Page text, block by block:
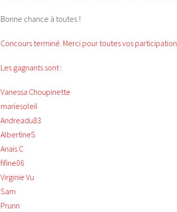
Bonne chance à toutes !
Concours terminé. Merci pour toutes vos
Les gagnants sont :
Vanessa Choupinette
mariesoleil
Andreadu83
AlbertineS
Anaïs C
fifine06
Virginie Vu
Sam
Prunn